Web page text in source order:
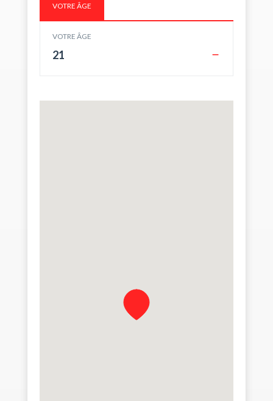
VOTRE ÂGE
VOTRE ÂGE
21